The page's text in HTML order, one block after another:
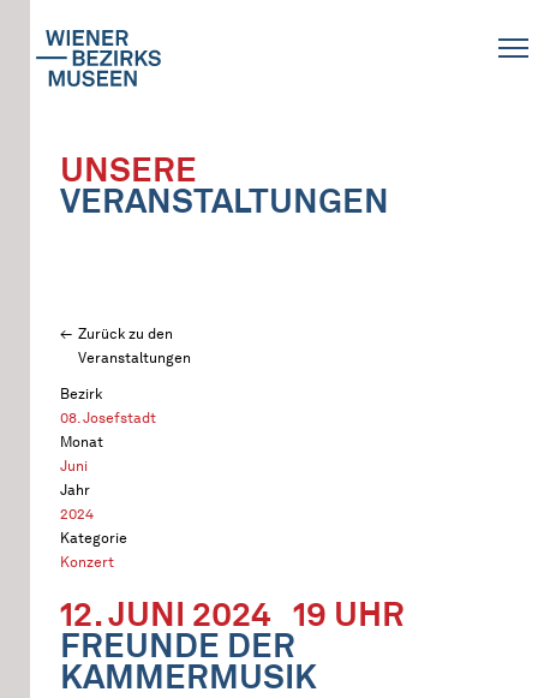
UNSERE
VERANSTALTUNGEN
Zurück zu den
Veranstaltungen
Bezirk
08. Josefstadt
Monat
Juni
Jahr
2024
Kategorie
Konzert
12. JUNI 2024 19 UHR
FREUNDE DER
KAMMERMUSIK